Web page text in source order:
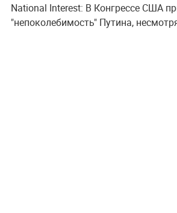
National Interest: В Конгрессе США
"непоколебимость" Путина,